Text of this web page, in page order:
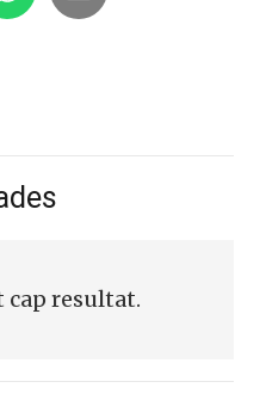
cap resultat.